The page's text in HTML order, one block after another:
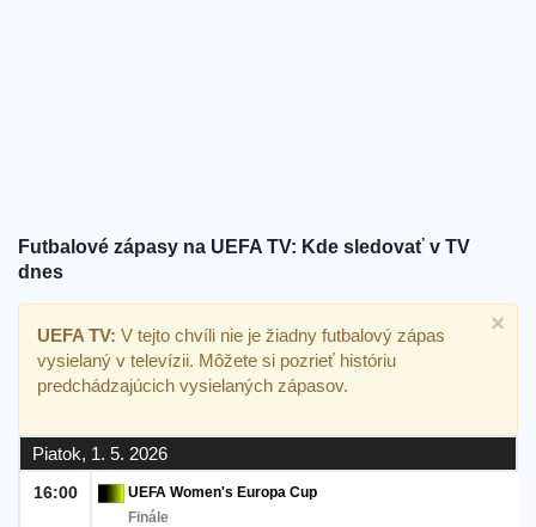
Futbalové zápasy na UEFA TV: Kde sledovať v TV
dnes
×
UEFA TV: V tejto chvíli nie je žiadny futbalový zápas
vysielaný v televízii. Môžete si pozrieť históriu
predchádzajúcich vysielaných zápasov.
Piatok, 1. 5. 2026
16:00
UEFA Women's Europa Cup
Finále